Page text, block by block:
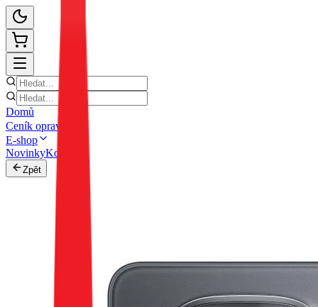
Domů
Ceník oprav
E-shop
NovinkyKontakt
Zpět